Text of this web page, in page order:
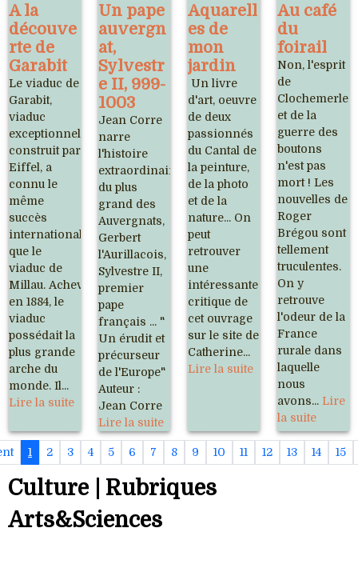
A la
découve
rte de
Garabit
Le viaduc de
Garabit,
viaduc
exceptionnel,
construit par
Eiffel, a
connu le
même
succès
international
que le
viaduc de
Millau. Achevé
en 1884, le
viaduc
possédait la
plus grande
arche du
monde. Il...
Lire la suite
Un pape
auvergn
at,
Sylvestr
e II, 999-
1003
Jean Corre
narre
l'histoire
extraordinaire
du plus
grand des
Auvergnats,
Gerbert
l'Aurillacois,
Sylvestre II,
premier
pape
français ... "
Un érudit et
précurseur
de l'Europe"
Auteur :
Jean Corre
Lire la suite
Aquarell
es de
mon
jardin
Un livre
d'art, oeuvre
de deux
passionnés
du Cantal de
la peinture,
de la photo
et de la
nature... On
peut
retrouver
une
intéressante
critique de
cet ouvrage
sur le site de
Catherine...
Lire la suite
Au café
du
foirail
Non, l'esprit
de
Clochemerle
et de la
guerre des
boutons
n'est pas
mort ! Les
nouvelles de
Roger
Brégou sont
tellement
truculentes.
On y
retrouve
l'odeur de la
France
rurale dans
laquelle
nous
avons... Lire
la suite
1 2 3 4 5 6 7 8 9 10 11 12 13 14 15
Culture | Rubriques
Arts&Sciences